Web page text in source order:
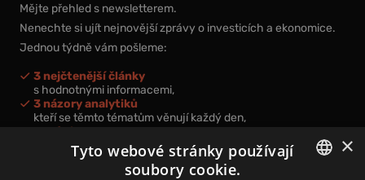
Mějte přehled s newsletterem.
Nenechte si ujít nejnovější zprávy o investicích a ekonomice.
Jednou týdně vám pošleme:
3 nejčtenější články
s hodnotnými informacemi,
3 názory analytiků
kteří se těmto tématům věnují každý den,
nová videa a podcasty
k prohloubení vašich znalostí.
×
Tyto webové stránky používají
soubory cookie.